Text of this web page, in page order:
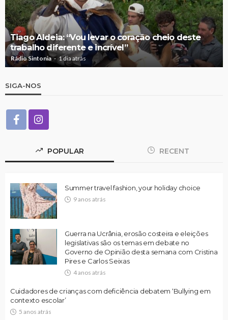
Tiago Aldeia: “Vou levar o coração cheio deste
trabalho diferente e incrível”
Rádio Sintonia 1 dia atrás
SIGA-NOS
POPULAR RECENT
Summer travel fashion, your holiday choice
9 anos atrás
Guerra na Ucrânia, erosão costeira e eleições
legislativas são os temas em debate no
Governo de Opinião desta semana com Cristina
Pires e Carlos Seixas
4 anos atrás
Cuidadores de crianças com deficiência debatem ‘Bullying em
contexto escolar’
5 anos atrás